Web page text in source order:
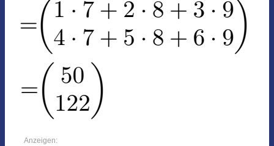
Anzeigen: